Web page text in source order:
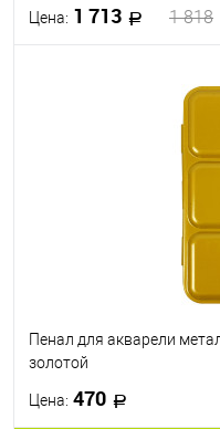
Цена: 1 713 1 818
Пенал для акварели
золотой
Цена: 470